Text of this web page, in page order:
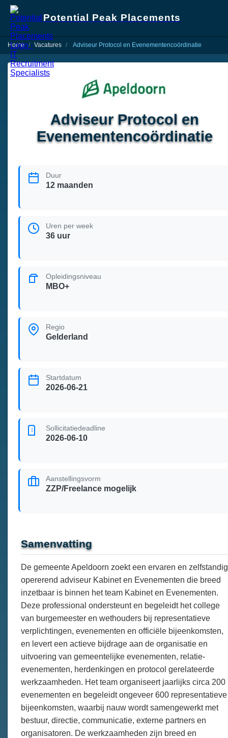
Potential Peak Placements
Home Vacatures Adviseur Protocol en Evenementencoördinatie
Adviseur Protocol en
Evenementencoördinatie
Duur
12 maanden
Uren per week
36 uur
Opleidingsniveau
MBO+
Regio
Gelderland
Startdatum
2026-06-21
Sollicitatiedeadline
2026-06-10
Aanstellingsvorm
ZZP/Freelance mogelijk
Samenvatting
De gemeente Apeldoorn zoekt een ervaren en zelfstandig
opererend adviseur Kabinet en Evenementen die breed
inzetbaar is binnen het team Kabinet en Evenementen.
Deze professional ondersteunt en begeleidt het college
van burgemeester en wethouders bij representatieve
verplichtingen, evenementen en officiële bijeenkomsten,
en levert een actieve bijdrage aan de organisatie en
uitvoering van gemeentelijke evenementen, relatie-
evenementen, herdenkingen en protocol gerelateerde
werkzaamheden. Het team organiseert jaarlijks circa 200
evenementen en begeleidt ongeveer 600 representatieve
bijeenkomsten, waarbij nauw wordt samengewerkt met
bestuur, directie, communicatie, externe partners en
organisatoren. De werkzaamheden zijn breed en